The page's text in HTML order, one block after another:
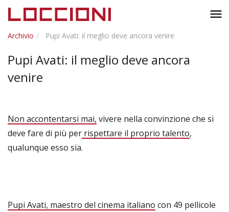
menu
Archivio Pupi Avati: il meglio deve ancora venire
Pupi Avati: il meglio deve ancora
venire
Non accontentarsi mai, vivere nella convinzione che si
deve fare di più per rispettare il proprio talento,
qualunque esso sia.
Pupi Avati, maestro del cinema italiano con 49 pellicole